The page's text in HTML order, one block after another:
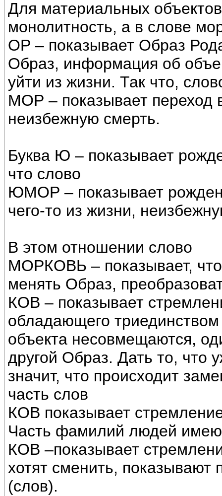
Для материальных
монолитность, а в слове
ОР – показывает Образ
Образ, информация об
уйти из жизни. Так что,
МОР – показывает переход
неизбежную смерть.
Буква Ю – показывает
что слово
ЮМОР – показывает
чего-то из жизни,
В этом отношении слово
МОРКОВЬ – показывает, что
менять Образ,
КОВ – показывает
обладающего
объекта несовмещаются,
другой Образ. Дать то, что
значит, что происходит
часть слов
КОВ показывает
Часть фамилий людей
КОВ –показывает
хотят сменить,
(слов).